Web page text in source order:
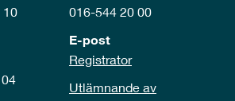
10
016-544 20 00
E-post
Registrator
Utlämnande av